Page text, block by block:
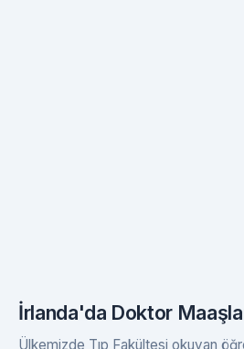
İrlanda'da Doktor
Ülkemizde Tıp Fakültesi okuyan